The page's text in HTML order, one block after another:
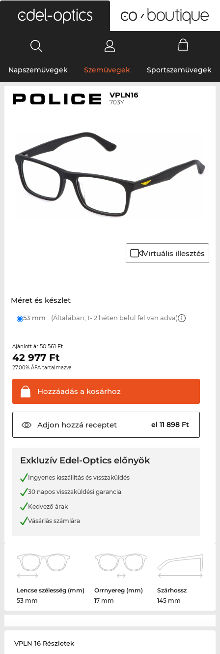
Napszemüvegek Szemüvegek Sportszemüvegek
VPLN16
703Y
Virtuális illesztés
Méret és készlet
53 mm (Általában, 1- 2 héten belül fel van adva)
Ajánlott ár 50 561 Ft
42 977Ft
27.00% ÁFA tartalmazva
Hozzáadás a kosárhoz
Adjon hozzá receptet el 11 898 Ft
Exkluzív Edel-Optics előnyök
Ingyenes kiszállítás és visszaküldés
30 napos visszaküldési garancia
Kedvező árak
Vásárlás számlára
Lencse szélesség (mm)
53 mm
Orrnyereg (mm)
17 mm
Szárhossz
145 mm
VPLN 16 Részletek